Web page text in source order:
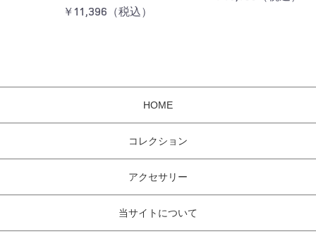
￥11,396（税込）
HOME
コレクション
アクセサリー
当サイトについて